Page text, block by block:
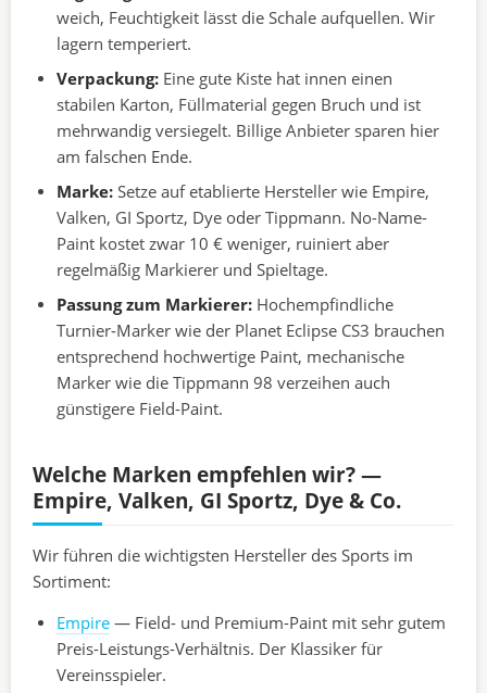
weich, Feuchtigkeit lässt die Schale aufquellen. Wir
lagern temperiert.
Verpackung: Eine gute Kiste hat innen einen
stabilen Karton, Füllmaterial gegen Bruch und ist
mehrwandig versiegelt. Billige Anbieter sparen hier
am falschen Ende.
Marke: Setze auf etablierte Hersteller wie Empire,
Valken, GI Sportz, Dye oder Tippmann. No-Name-
Paint kostet zwar 10 € weniger, ruiniert aber
regelmäßig Markierer und Spieltage.
Passung zum Markierer: Hochempfindliche
Turnier-Marker wie der Planet Eclipse CS3 brauchen
entsprechend hochwertige Paint, mechanische
Marker wie die Tippmann 98 verzeihen auch
günstigere Field-Paint.
Welche Marken empfehlen wir? —
Empire, Valken, GI Sportz, Dye & Co.
Wir führen die wichtigsten Hersteller des Sports im
Sortiment:
Empire — Field- und Premium-Paint mit sehr gutem
Preis-Leistungs-Verhältnis. Der Klassiker für
Vereinsspieler.